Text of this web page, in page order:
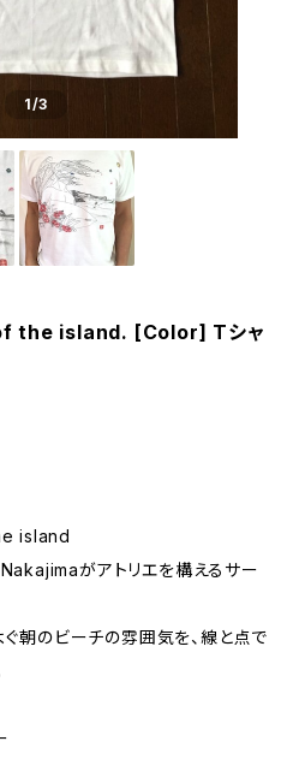
1/3
of the island. [Color] Tシャ
island
がアトリエを構えるサー
朝のビーチの雰囲気を、線と点で